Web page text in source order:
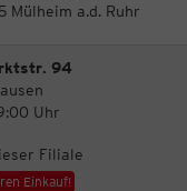
Mülheim a.d. Ruhr
94
Uhr
Filiale
Einkauf!